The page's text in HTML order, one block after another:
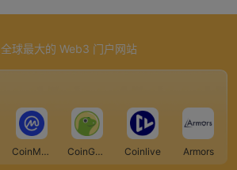
全球最大的 Web3 门户网站
CoinMarketCap CoinGecko Coinlive Armors